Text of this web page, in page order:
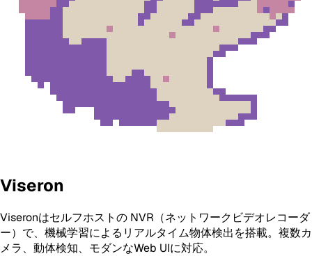
Viseron
Viseronはセルフホストの NVR（ネットワークビデオレコーダ
ー）で、機械学習によるリアルタイム物体検出を搭載。複数カ
メラ、動体検知、モダンなWeb UIに対応。